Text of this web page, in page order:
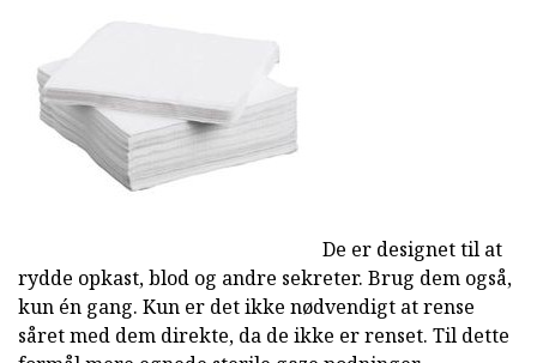
De er designet til at
rydde opkast, blod og andre sekreter. Brug dem også,
kun én gang. Kun er det ikke nødvendigt at rense
såret med dem direkte, da de ikke er renset. Til dette